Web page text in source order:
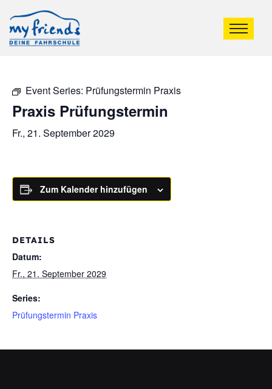
Event Series: Prüfungstermin Praxis
Praxis Prüfungstermin
Fr., 21. September 2029
Zum Kalender hinzufügen
DETAILS
Datum:
Fr., 21. September 2029
Series:
Prüfungstermin Praxis